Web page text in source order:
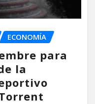
ECONOMÍA
para
la